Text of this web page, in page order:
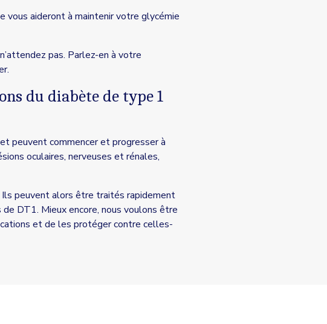
vous aideront à maintenir votre glycémie
pas. Parlez-en à votre
du diabète de type 1
peuvent commencer et progresser à
oculaires, nerveuses et rénales,
peuvent alors être traités rapidement
DT1. Mieux encore, nous voulons être
et de les protéger contre celles-